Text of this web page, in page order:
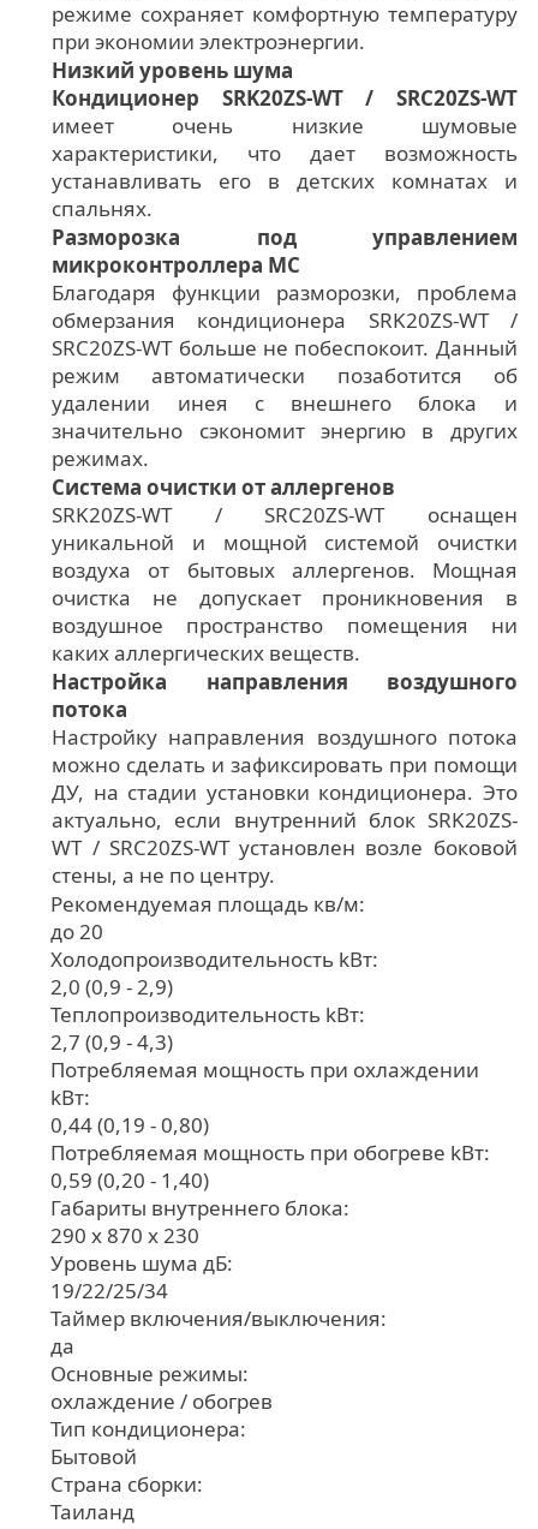
режиме сохраняет комфортную температуру
при экономии электроэнергии.
Низкий уровень шума
Кондиционер SRK20ZS-WT / SRC20ZS-WT
имеет очень низкие шумовые
характеристики, что дает возможность
устанавливать его в детских комнатах и
спальнях.
Разморозка под управлением
микроконтроллера MC
Благодаря функции разморозки, проблема
обмерзания кондиционера SRK20ZS-WT /
SRC20ZS-WT больше не побеспокоит. Данный
режим автоматически позаботится об
удалении инея с внешнего блока и
значительно сэкономит энергию в других
режимах.
Система очистки от аллергенов
SRK20ZS-WT / SRC20ZS-WT оснащен
уникальной и мощной системой очистки
воздуха от бытовых аллергенов. Мощная
очистка не допускает проникновения в
воздушное пространство помещения ни
каких аллергических веществ.
Настройка направления воздушного
потока
Настройку направления воздушного потока
можно сделать и зафиксировать при помощи
ДУ, на стадии установки кондиционера. Это
актуально, если внутренний блок SRK20ZS-
WT / SRC20ZS-WT установлен возле боковой
стены, а не по центру.
Рекомендуемая площадь кв/м:
до 20
Холодопроизводительность kВт:
2,0 (0,9 - 2,9)
Теплопроизводительность kВт:
2,7 (0,9 - 4,3)
Потребляемая мощность при охлаждении
kВт:
0,44 (0,19 - 0,80)
Потребляемая мощность при обогреве kВт:
0,59 (0,20 - 1,40)
Габариты внутреннего блока:
290 x 870 x 230
Уровень шума дБ:
19/22/25/34
Таймер включения/выключения:
да
Основные режимы:
охлаждение / обогрев
Тип кондиционера:
Бытовой
Страна сборки:
Таиланд